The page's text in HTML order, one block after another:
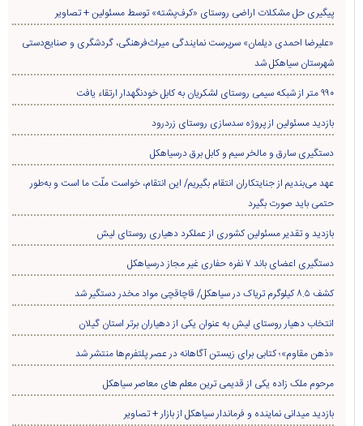
پیگیری حل مشکلات اراضی روستای «کرف‌پشته» توسط مسئولین + تصاویر
«علیرضا احمدی دیلمان» سرپرست نمایندگی میراث‌فرهنگی، گردشگری و صنایع‌دستی
شهرستان سیاهکل شد
۹۹۰ متر از شبکه سیمی روستای لشکریان به کابل خودنگهدار ارتقاء یافت
بازدید مسئولین از پروژه سدسازی روستای زردرود
دستگیری سارق و مالخر سیم و کابل برق درسیاهکل
عهد می‌بندیم از جنایتکاران انتقام بگیریم/ این انتقام، خواست ملّت ما است و به‌طور
حتمی باید صورت بگیرد
بازدید و تقدیر مسئولین کشوری از عملکرد دهیاری روستای لیش
دستگیری اعضای باند ۷ نفره حفاری غير مجاز درسیاهکل
کشف ۸.۵ کیلوگرم تریاک در سیاهکل/ قاچاقچی مواد مخدر دستگیر شد
انتخاب دهیار روستای لیش به عنوان یکی از دهیاران برتر استان گیلان
«ذهن مقاوم»؛ کتابی برای زیستن آگاهانه در عصر پلتفرم‌ها منتشر شد
مرحوم ملک زاده یکی از قدیمی ترین معلم های معاصر سیاهکل
بازدید میدانی نماینده و فرماندار سیاهکل از بازار + تصاویر